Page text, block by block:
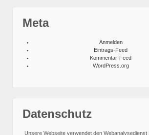
Meta
Anmelden
Eintrags-Feed
Kommentar-Feed
WordPress.org
Datenschutz
Unsere Webseite verwendet den Webanalysedienst